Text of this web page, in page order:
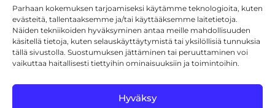
Parhaan kokemuksen tarjoamiseksi käytämme teknologioita, kuten
evästeitä, tallentaaksemme ja/tai käyttääksemme laitetietoja.
Näiden tekniikoiden hyväksyminen antaa meille mahdollisuuden
käsitellä tietoja, kuten selauskäyttäytymistä tai yksilöllisiä tunnuksia
tällä sivustolla. Suostumuksen jättäminen tai peruuttaminen voi
vaikuttaa haitallisesti tiettyihin ominaisuuksiin ja toimintoihin.
Hyväksy
Toimitustavat
Usein kysytyt kysymykset
+358 44 270 3795
asiakaspalvelu@toolcat.fi
käyttöehtoja.